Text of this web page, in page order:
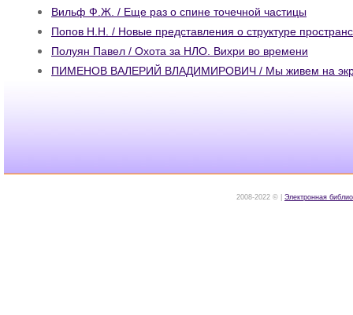
Вильф Ф.Ж. / Еще раз о спине точечной частицы
Попов Н.Н. / Новые представления о структуре
Полуян Павел / Охота за НЛО. Вихри во времени
ПИМЕНОВ ВАЛЕРИЙ ВЛАДИМИРОВИЧ / Мы живем на
2008-2022 © | Электронная